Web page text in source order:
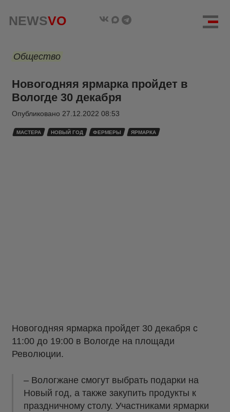
NEWSVO
Общество
Новогодняя ярмарка пройдет в
Вологде 30 декабря
Опубликовано 27.12.2022 08:53
МАСТЕРА НОВЫЙ ГОД ФЕРМЕРЫ ЯРМАРКА
Новогодняя ярмарка пройдет 30 декабря с
11:00 до 19:00 в Вологде на площади
Революции.
– Вологжане смогут выбрать подарки на
Новый год, а также закупить продукты к
праздничному столу. Участниками ярмарки